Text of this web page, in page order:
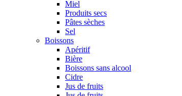
Miel
Produits secs
Pâtes sèches
Sel
Boissons
Apéritif
Bière
Boissons sans alcool
Cidre
Jus de fruits